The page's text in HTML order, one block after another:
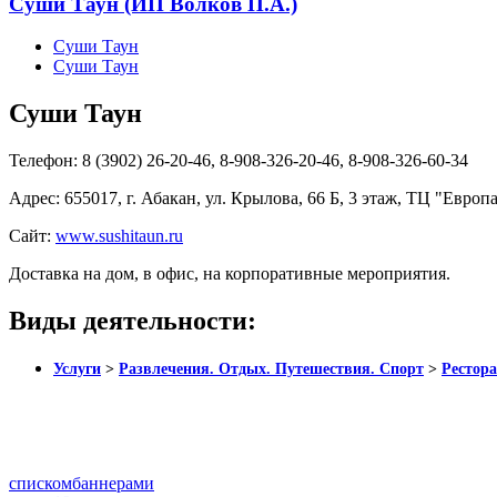
Суши Таун
Суши Таун
Суши Таун
Телефон: 8 (3902) 26-20-46, 8-908-326-20-46, 8-908-326-60-34
Адрес: 655017, г. Абакан, ул. Крылова, 66 Б, 3 этаж, ТЦ
Сайт: www.sushitaun.ru
Доставка на дом, в офис, на корпоративные мероприятия.
Виды деятельности:
Услуги > Развлечения. Отдых. Путешествия. Спорт >
спискомбаннерами